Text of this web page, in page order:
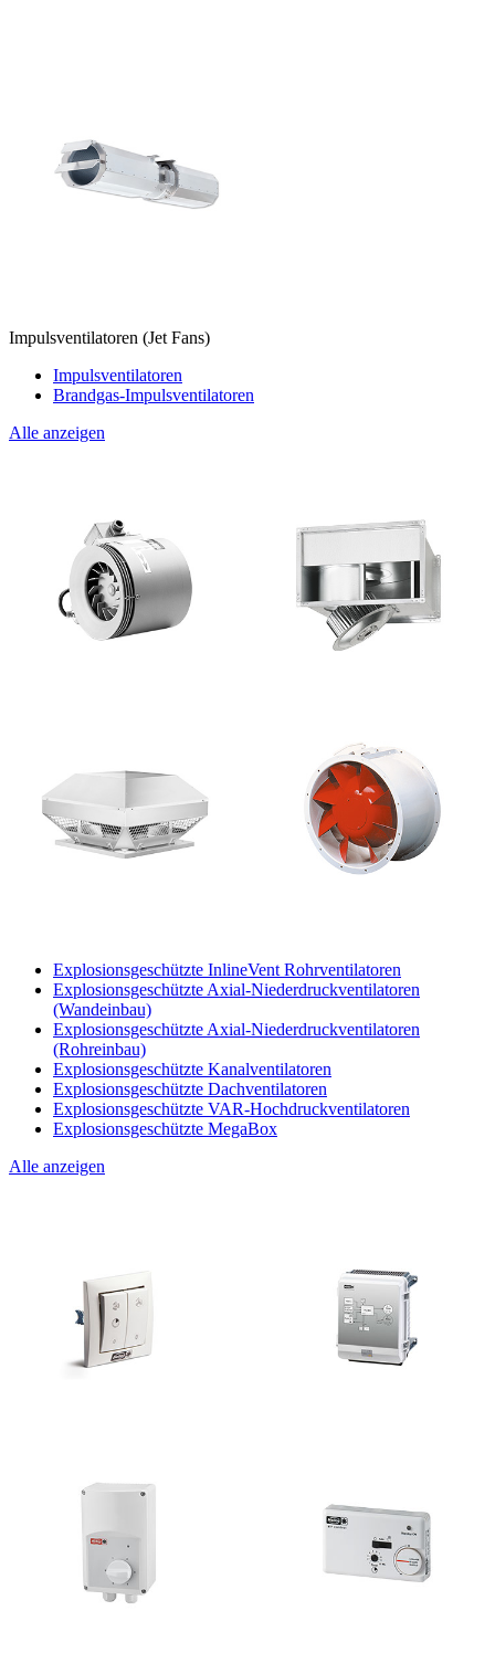
Impulsventilatoren (Jet Fans)
Impulsventilatoren
Brandgas-Impulsventilatoren
Alle anzeigen
Explosionsgeschützte InlineVent Rohrventilatoren
Explosionsgeschützte Axial-Niederdruckventilatoren
(Wandeinbau)
Explosionsgeschützte Axial-Niederdruckventilatoren
(Rohreinbau)
Explosionsgeschützte Kanalventilatoren
Explosionsgeschützte Dachventilatoren
Explosionsgeschützte VAR-Hochdruckventilatoren
Explosionsgeschützte MegaBox
Alle anzeigen